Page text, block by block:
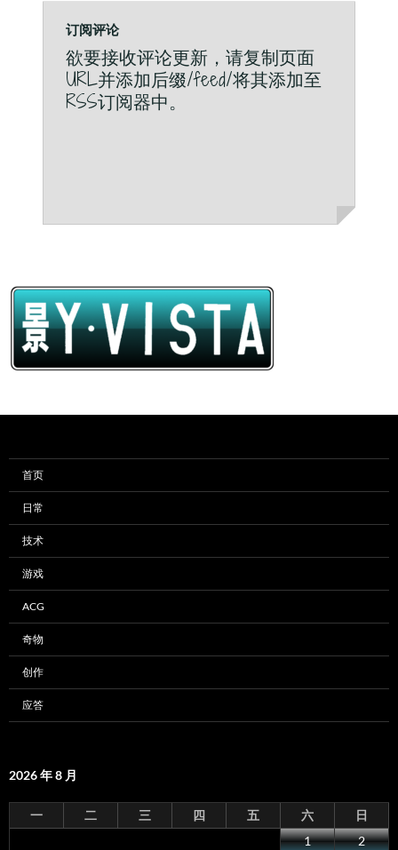
订阅评论
欲要接收评论更新，请复制页面
URL并添加后缀/feed/将其添加至
RSS订阅器中。
首页
日常
技术
游戏
ACG
奇物
创作
应答
2026 年 8 月
一 二 三 四 五 六
日
1
2